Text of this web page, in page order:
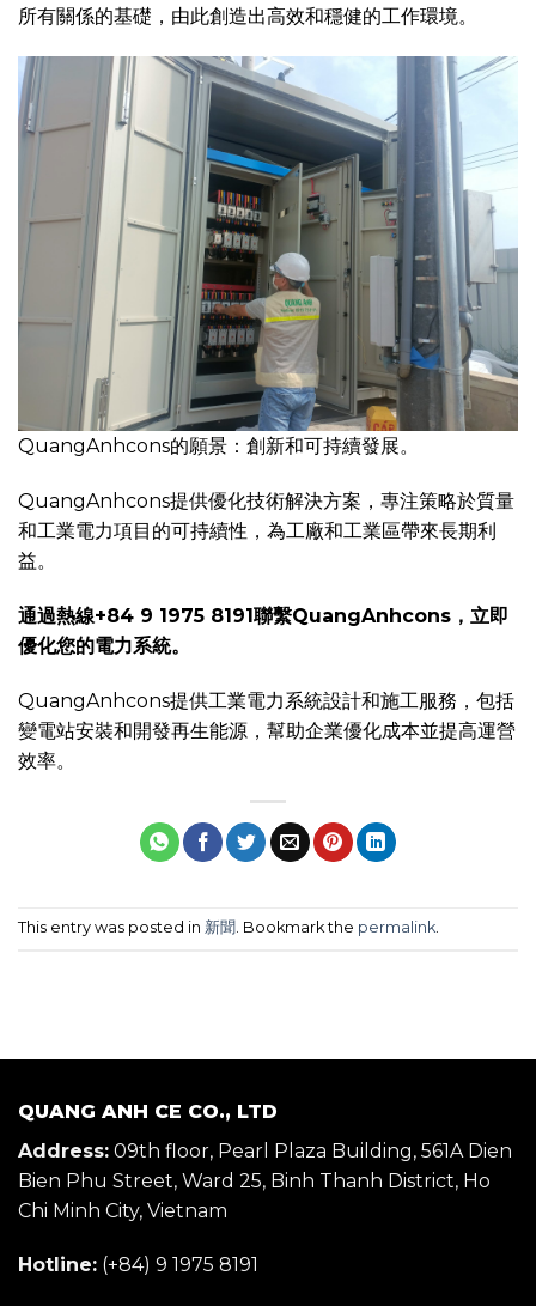
所有關係的基礎，由此創造出高效和穩健的工作環境。
QuangAnhcons的願景：創新和可持續發展。
QuangAnhcons提供優化技術解決方案，專注策略於質量
和工業電力項目的可持續性，為工廠和工業區帶來長期利
益。
通過熱線+84 9 1975 8191聯繫QuangAnhcons，立即
優化您的電力系統。
QuangAnhcons提供工業電力系統設計和施工服務，包括
變電站安裝和開發再生能源，幫助企業優化成本並提高運營
效率。
This entry was posted in 新聞 . Bookmark the permalink
QUANG ANH CE CO., LTD
Address: 09th floor, Pearl Plaza Building, 561A Dien
Bien Phu Street, Ward 25, Binh Thanh District, Ho
Chi Minh City, Vietnam
Hotline: (+84) 9 1975 8191